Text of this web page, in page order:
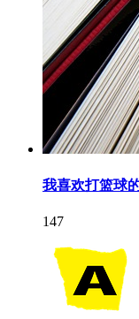
我喜欢打篮球
147